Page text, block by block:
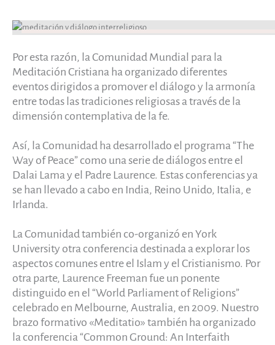
Por esta razón, la Comunidad Mundial para la
Meditación Cristiana ha organizado diferentes
eventos dirigidos a promover el diálogo y la armonía
entre todas las tradiciones religiosas a través de la
dimensión contemplativa de la fe.
Así, la Comunidad ha desarrollado el programa “The
Way of Peace” como una serie de diálogos entre el
Dalai Lama y el Padre Laurence. Estas conferencias ya
se han llevado a cabo en India, Reino Unido, Italia, e
Irlanda.
La Comunidad también co-organizó en York
University otra conferencia destinada a explorar los
aspectos comunes entre el Islam y el Cristianismo. Por
otra parte, Laurence Freeman fue un ponente
distinguido en el “World Parliament of Religions”
celebrado en Melbourne, Australia, en 2009. Nuestro
brazo formativo «Meditatio» también ha organizado
la conferencia “Common Ground: An Interfaith